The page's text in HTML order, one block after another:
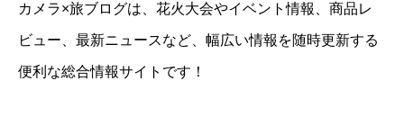
カメラ×旅ブログは、花火大会やイベント情報、商品レ
ビュー、最新ニュースなど、幅広い情報を随時更新する
便利な総合情報サイトです！